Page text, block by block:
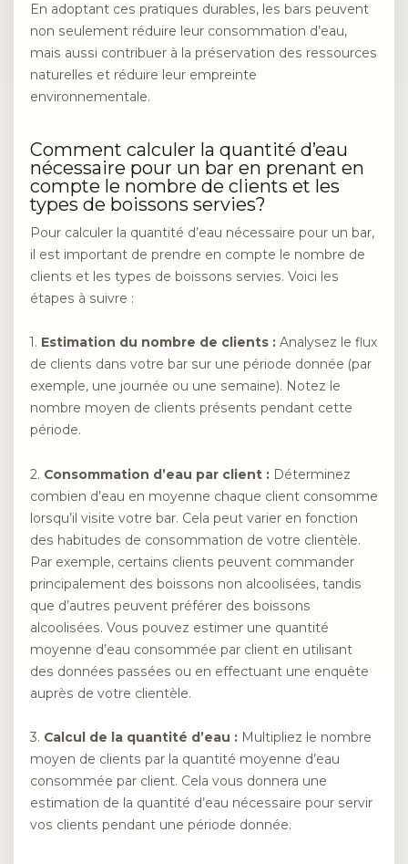
En adoptant ces pratiques durables, les bars peuvent
non seulement réduire leur consommation d’eau,
mais aussi contribuer à la préservation des ressources
naturelles et réduire leur empreinte
environnementale.
Comment calculer la quantité d’eau
nécessaire pour un bar en prenant en
compte le nombre de clients et les
types de boissons servies?
Pour calculer la quantité d’eau nécessaire pour un bar,
il est important de prendre en compte le nombre de
clients et les types de boissons servies. Voici les
étapes à suivre :
1. Estimation du nombre de clients : Analysez le flux
de clients dans votre bar sur une période donnée (par
exemple, une journée ou une semaine). Notez le
nombre moyen de clients présents pendant cette
période.
2. Consommation d’eau par client : Déterminez
combien d’eau en moyenne chaque client consomme
lorsqu’il visite votre bar. Cela peut varier en fonction
des habitudes de consommation de votre clientèle.
Par exemple, certains clients peuvent commander
principalement des boissons non alcoolisées, tandis
que d’autres peuvent préférer des boissons
alcoolisées. Vous pouvez estimer une quantité
moyenne d’eau consommée par client en utilisant
des données passées ou en effectuant une enquête
auprès de votre clientèle.
3. Calcul de la quantité d’eau : Multipliez le nombre
moyen de clients par la quantité moyenne d’eau
consommée par client. Cela vous donnera une
estimation de la quantité d’eau nécessaire pour servir
vos clients pendant une période donnée.